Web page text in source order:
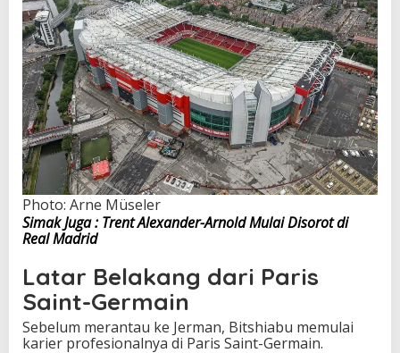
Photo: Arne Müseler
Simak Juga : Trent Alexander-Arnold Mulai Disorot di
Real Madrid
Latar Belakang dari Paris
Saint-Germain
Sebelum merantau ke Jerman, Bitshiabu memulai
karier profesionalnya di Paris Saint-Germain.